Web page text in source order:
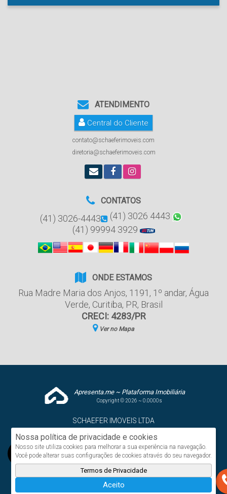
Nossa política de privacidade e cookies
Nosso site utiliza cookies para melhorar a sua experiência na navegação.
Você pode alterar suas configurações de cookies através do seu navegador.
Termos de Privacidade
Aceito
ATENDIMENTO
Central do Cliente
contato@schaeferimoveis.com
diretoria@schaeferimoveis.com
CONTATOS
(41) 3026-4443
(41) 3026 4443
(41) 99994 3929
ONDE ESTAMOS
Rua Madre Maria dos Anjos, 1191 , 1º andar, Água
Verde, Curitiba, PR, Brasil
CRECI: 4283/PR
Ver no Mapa
Apresenta.me ~ Plataforma Imobiliária
Copyright © 2026 ~ 0.0000s
SCHAEFER IMOVEIS LTDA